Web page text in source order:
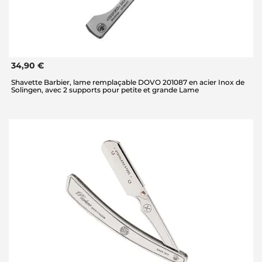
34,90 €
Shavette Barbier, lame remplaçable DOVO 201087 en acier Inox de
Solingen, avec 2 supports pour petite et grande Lame